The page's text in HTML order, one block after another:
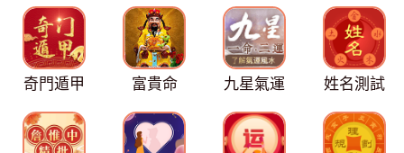
奇門遁甲 富貴命 九星氣運 姓名測試